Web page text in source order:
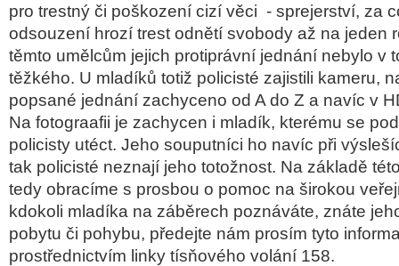
pro trestný či poškození cizí věci - sprejerství, za
odsouzení hrozí trest odnětí svobody až na jeden
těmto umělcům jejich protiprávní jednání nebylo v
těžkého. U mladíků totiž policisté zajistili kameru,
popsané jednání zachyceno od A do Z a navíc v
Na fotograafii je zachycen i mladík, kterému se
policisty utéct. Jeho souputníci ho navíc při
tak policisté neznají jeho totožnost. Na základě
tedy obracíme s prosbou o pomoc na širokou
kdokoli mladíka na záběrech poznáváte, znáte
pobytu či pohybu, předejte nám prosím tyto
prostřednictvím linky tísňového volání 158.